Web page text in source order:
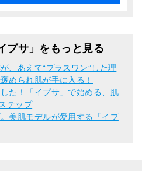
プサ」をもっと見る
、あえて“プラスワン”した理
められ肌が手に入る！
た！「イプサ」で始める、肌
テップ
美肌モデルが愛用する「イプ